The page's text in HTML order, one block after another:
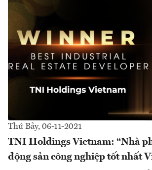
Thứ Bảy, 06-11-2021
TNI Holdings Vietnam: “Nhà
động sản công nghiệp tốt nhất